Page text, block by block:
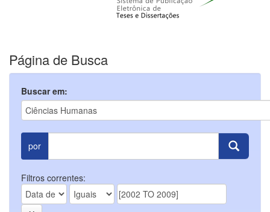
Página de Busca
Buscar em:
por
Filtros correntes: